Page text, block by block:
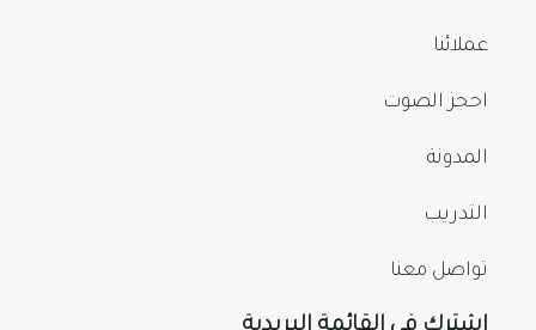
عملائنا
احجز الصوت
المدونة
التدريب
تواصل معنا